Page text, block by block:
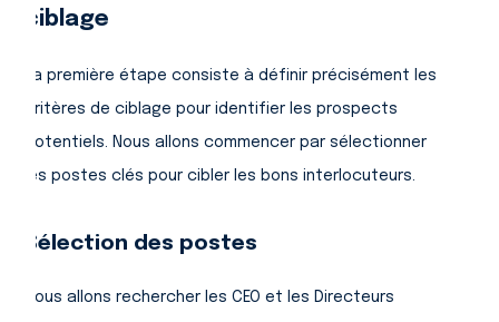
ciblage
La première étape consiste à définir précisément les
critères de ciblage pour identifier les prospects
potentiels. Nous allons commencer par sélectionner
les postes clés pour cibler les bons interlocuteurs.
Sélection des postes
Nous allons rechercher les CEO et les Directeurs